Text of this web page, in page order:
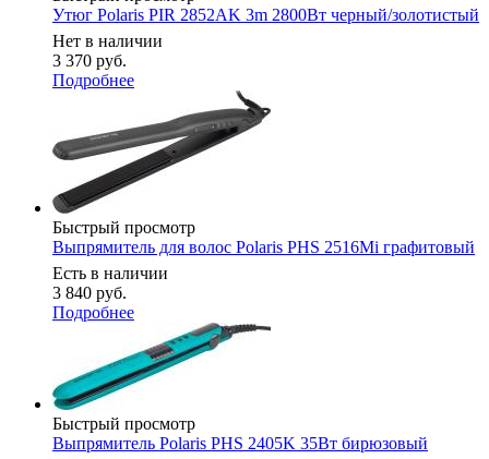
Утюг Polaris PIR 2852AK 3m 2800Вт черный/золотистый
Нет в наличии
3 370 руб.
Подробнее
Быстрый просмотр
Выпрямитель для волос Polaris PHS 2516Mi графитовый
Есть в наличии
3 840 руб.
Подробнее
Быстрый просмотр
Выпрямитель Polaris PHS 2405K 35Вт бирюзовый